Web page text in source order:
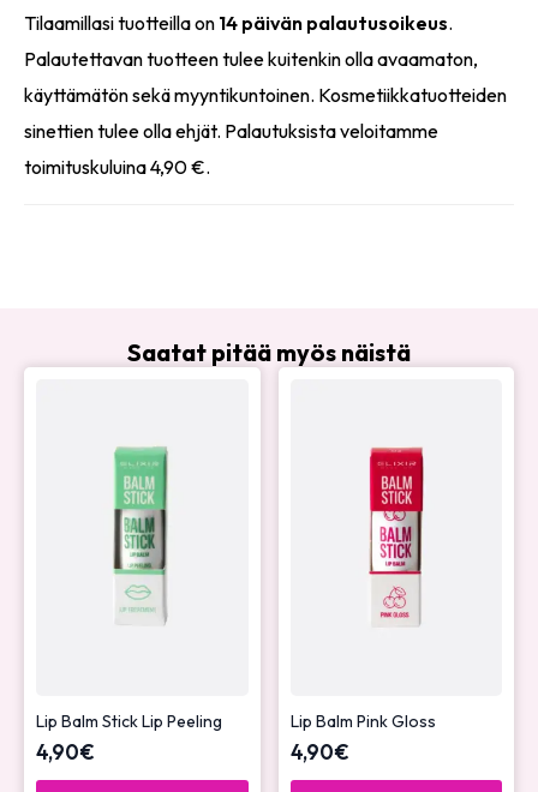
Tilaamillasi tuotteilla on 14 päivän palautusoikeus.
Palautettavan tuotteen tulee kuitenkin olla avaamaton,
käyttämätön sekä myyntikuntoinen. Kosmetiikkatuotteiden
sinettien tulee olla ehjät. Palautuksista veloitamme
toimituskuluina 4,90 €.
Saatat pitää myös näistä
Lip Balm Stick Lip Peeling
4,90€
Lip Balm Pink Gloss
4,90€